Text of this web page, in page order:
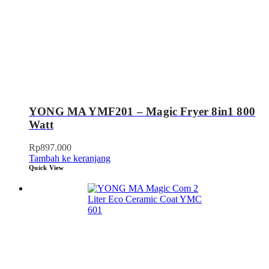
YONG MA YMF201 – Magic Fryer 8in1 800
Watt
Rp897.000
Tambah ke keranjang
Quick View